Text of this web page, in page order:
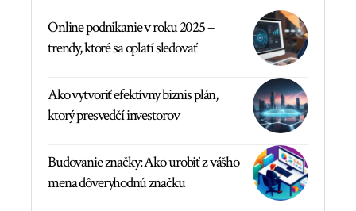
Online podnikanie v roku 2025 –
trendy, ktoré sa oplatí sledovať
Ako vytvoriť efektívny biznis plán,
ktorý presvedčí investorov
Budovanie značky: Ako urobiť z vášho
mena dôveryhodnú značku